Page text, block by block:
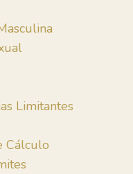
Limitantes
Cálculo